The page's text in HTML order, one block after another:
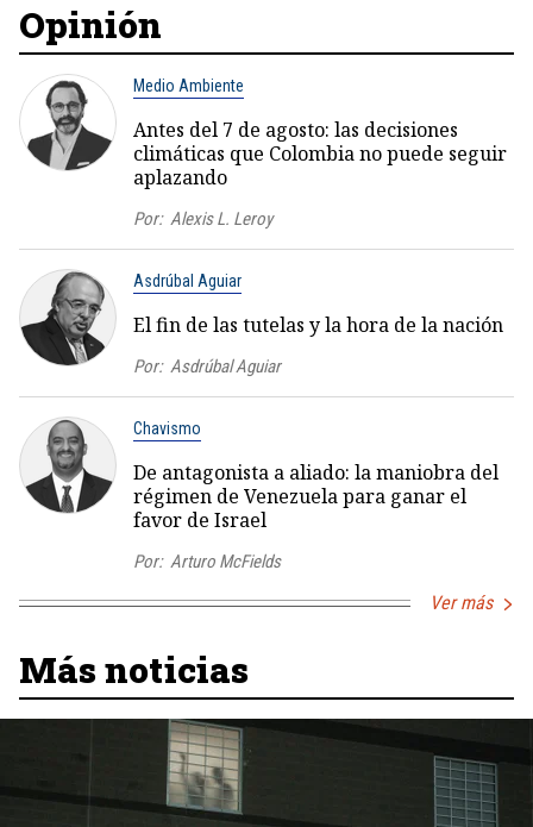
Opinión
Medio Ambiente
Antes del 7 de agosto: las decisiones
climáticas que Colombia no puede seguir
aplazando
Por: Alexis L. Leroy
Asdrúbal Aguiar
El fin de las tutelas y la hora de la nación
Por: Asdrúbal Aguiar
Chavismo
De antagonista a aliado: la maniobra del
régimen de Venezuela para ganar el
favor de Israel
Por: Arturo McFields
Ver más
Más noticias